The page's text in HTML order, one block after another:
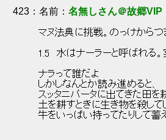
423 ： 名無しさん＠故郷VIP
マヌ法典に挑戦。のっけからつ
1.5　水はナーラーと呼ばれる
ナラって誰だよ
しかしなんとか読み進めると、
スッタニパータに出てきた田を
土を耕すときに生き物を殺して
牛をいっぱい持ってたりして蓄